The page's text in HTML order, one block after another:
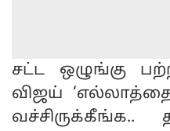
சட்ட ஒழுங்கு
விஜய்
வச்சிருக்கீங்க..